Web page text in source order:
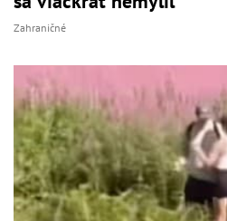
Zahraničné